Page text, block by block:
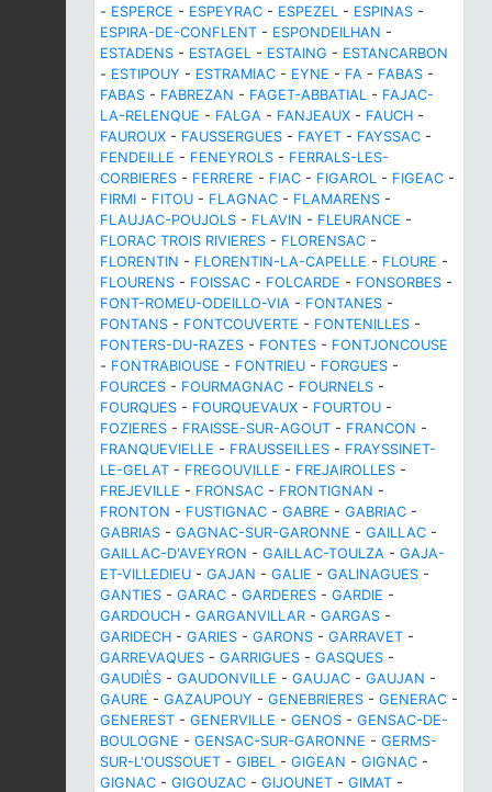
- ESPERCE - ESPEYRAC - ESPEZEL - ESPINAS -
ESPIRA-DE-CONFLENT - ESPONDEILHAN -
ESTADENS - ESTAGEL - ESTAING - ESTANCARBON
- ESTIPOUY - ESTRAMIAC - EYNE - FA - FABAS -
FABAS - FABREZAN - FAGET-ABBATIAL - FAJAC-
LA-RELENQUE - FALGA - FANJEAUX - FAUCH -
FAUROUX - FAUSSERGUES - FAYET - FAYSSAC -
FENDEILLE - FENEYROLS - FERRALS-LES-
CORBIERES - FERRERE - FIAC - FIGAROL - FIGEAC -
FIRMI - FITOU - FLAGNAC - FLAMARENS -
FLAUJAC-POUJOLS - FLAVIN - FLEURANCE -
FLORAC TROIS RIVIERES - FLORENSAC -
FLORENTIN - FLORENTIN-LA-CAPELLE - FLOURE -
FLOURENS - FOISSAC - FOLCARDE - FONSORBES -
FONT-ROMEU-ODEILLO-VIA - FONTANES -
FONTANS - FONTCOUVERTE - FONTENILLES -
FONTERS-DU-RAZES - FONTES - FONTJONCOUSE
- FONTRABIOUSE - FONTRIEU - FORGUES -
FOURCES - FOURMAGNAC - FOURNELS -
FOURQUES - FOURQUEVAUX - FOURTOU -
FOZIERES - FRAISSE-SUR-AGOUT - FRANCON -
FRANQUEVIELLE - FRAUSSEILLES - FRAYSSINET-
LE-GELAT - FREGOUVILLE - FREJAIROLLES -
FREJEVILLE - FRONSAC - FRONTIGNAN -
FRONTON - FUSTIGNAC - GABRE - GABRIAC -
GABRIAS - GAGNAC-SUR-GARONNE - GAILLAC -
GAILLAC-D'AVEYRON - GAILLAC-TOULZA - GAJA-
ET-VILLEDIEU - GAJAN - GALIE - GALINAGUES -
GANTIES - GARAC - GARDERES - GARDIE -
GARDOUCH - GARGANVILLAR - GARGAS -
GARIDECH - GARIES - GARONS - GARRAVET -
GARREVAQUES - GARRIGUES - GASQUES -
GAUDIÈS - GAUDONVILLE - GAUJAC - GAUJAN -
GAURE - GAZAUPOUY - GENEBRIERES - GENERAC -
GENEREST - GENERVILLE - GENOS - GENSAC-DE-
BOULOGNE - GENSAC-SUR-GARONNE - GERMS-
SUR-L'OUSSOUET - GIBEL - GIGEAN - GIGNAC -
GIGNAC - GIGOUZAC - GIJOUNET - GIMAT -